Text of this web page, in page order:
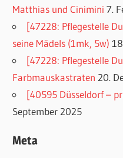
Matthias und Cinimini 7.
[47228: Pflegestelle
seine Mädels (1mk, 5w)
[47228: Pflegestelle
Farbmauskastraten 20.
[40595 Düsseldorf –
September 2025
Meta